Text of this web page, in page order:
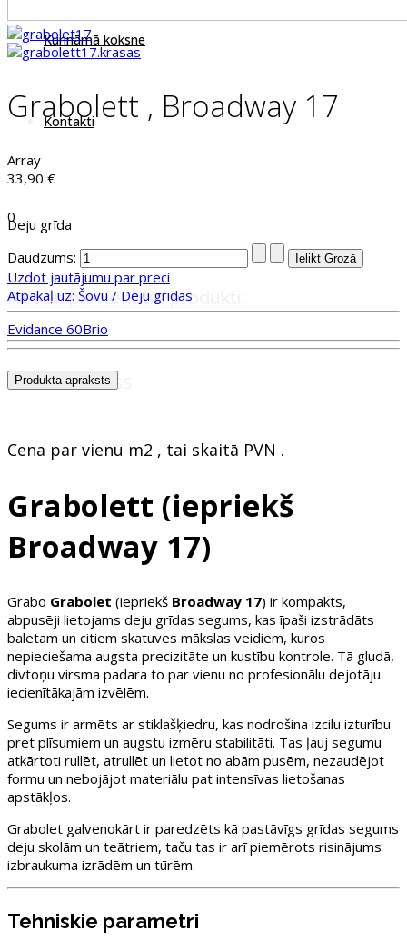
Kurināmā koksne
Kontakti
0
Nesen pievienotie produkti:
Grozs ir tukšs
Grabolett , Broadway 17
Array
33,90 €
Deju grīda
Daudzums:
Uzdot jautājumu par preci
Atpakaļ uz: Šovu / Deju grīdas
Evidance 60Brio
Produkta apraksts
Cena par vienu m2 , tai skaitā PVN .
Grabolett (iepriekš
Broadway 17)
Grabo Grabolet (iepriekš Broadway 17) ir kompakts,
abpusēji lietojams deju grīdas segums, kas īpaši izstrādāts
baletam un citiem skatuves mākslas veidiem, kuros
nepieciešama augsta precizitāte un kustību kontrole. Tā gludā,
divtoņu virsma padara to par vienu no profesionālu dejotāju
iecienītākajām izvēlēm.
Segums ir armēts ar stiklašķiedru, kas nodrošina izcilu izturību
pret plīsumiem un augstu izmēru stabilitāti. Tas ļauj segumu
atkārtoti rullēt, atrullēt un lietot no abām pusēm, nezaudējot
formu un nebojājot materiālu pat intensīvas lietošanas
apstākļos.
Grabolet galvenokārt ir paredzēts kā pastāvīgs grīdas segums
deju skolām un teātriem, taču tas ir arī piemērots risinājums
izbraukuma izrādēm un tūrēm.
Tehniskie parametri